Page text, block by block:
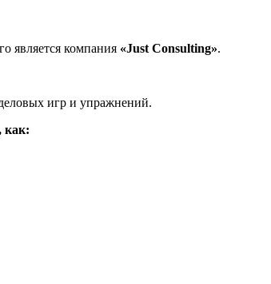
является компания «Just Consulting».
игр и упражнений.
как: